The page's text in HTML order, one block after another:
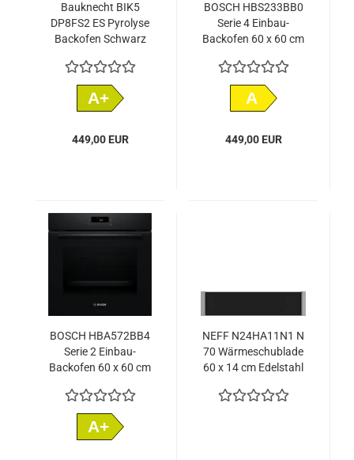
Bauknecht BIK5
DP8FS2 ES Pyrolyse
Backofen Schwarz
A+
449,00 EUR
BOSCH HBS233BB0
Serie 4 Einbau-
Backofen 60 x 60 cm
A
449,00 EUR
BOSCH HBA572BB4
Serie 2 Einbau-
Backofen 60 x 60 cm
A+
NEFF N24HA11N1 N
70 Wärmeschublade
60 x 14 cm Edelstahl